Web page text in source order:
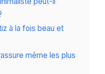
à la fois beau et
même les plus